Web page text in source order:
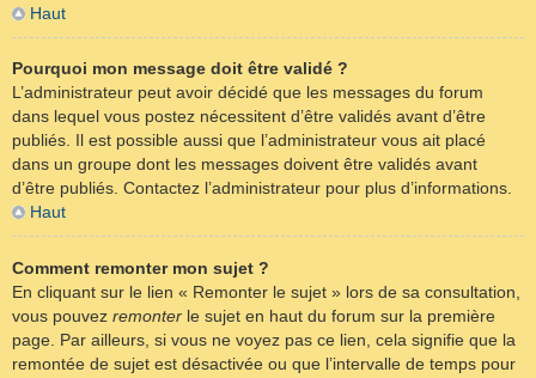
Haut
Pourquoi mon message doit être validé ?
L’administrateur peut avoir décidé que les messages du forum
dans lequel vous postez nécessitent d’être validés avant d’être
publiés. Il est possible aussi que l’administrateur vous ait placé
dans un groupe dont les messages doivent être validés avant
d’être publiés. Contactez l’administrateur pour plus d’informations.
Haut
Comment remonter mon sujet ?
En cliquant sur le lien « Remonter le sujet » lors de sa consultation,
vous pouvez remonter le sujet en haut du forum sur la première
page. Par ailleurs, si vous ne voyez pas ce lien, cela signifie que la
remontée de sujet est désactivée ou que l’intervalle de temps pour